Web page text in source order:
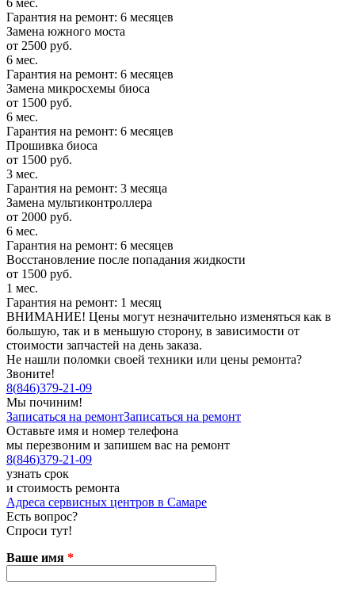
Гарантия на ремонт: 6 месяцев
Замена южного моста
от 2500 руб.
6 мес.
Гарантия на ремонт: 6 месяцев
Замена микросхемы биоса
от 1500 руб.
6 мес.
Гарантия на ремонт: 6 месяцев
Прошивка биоса
от 1500 руб.
3 мес.
Гарантия на ремонт: 3 месяца
Замена мультиконтроллера
от 2000 руб.
6 мес.
Гарантия на ремонт: 6 месяцев
Восстановление после попадания жидкости
от 1500 руб.
1 мес.
Гарантия на ремонт: 1 месяц
ВНИМАНИЕ! Цены могут незначительно изменяться как в
большую, так и в меньшую сторону, в зависимости от
стоимости запчастей на день заказа.
Не нашли поломки своей техники или цены ремонта?
Звоните!
8(846)379-21-09
Мы починим!
Записаться на ремонтЗаписаться на ремонт
Оставьте имя и номер телефона
мы перезвоним и запишем вас на ремонт
8(846)379-21-09
узнать срок
и стоимость ремонта
Адреса сервисных центров в Самаре
Есть вопрос?
Спроси тут!
Ваше имя *